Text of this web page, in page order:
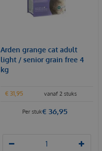
Arden grange cat adult
light / senior grain free 4
kg
vanaf 2 stuks
€ 31,95
€ 36,95
Per stuk